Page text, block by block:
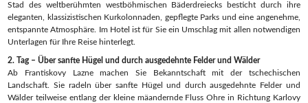
Stad des weltberühmten westböhmischen Bäderdreiecks besticht durch ihre
eleganten, klassizistischen Kurkolonnaden, gepflegte Parks und eine angenehme,
entspannte Atmosphäre. Im Hotel ist für Sie ein Umschlag mit allen notwendigen
Unterlagen für Ihre Reise hinterlegt.
2. Tag – Über sanfte Hügel und durch ausgedehnte Felder und Wälder
Ab Frantiskovy Lazne machen Sie Bekanntschaft mit der tschechischen
Landschaft. Sie radeln über sanfte Hügel und durch ausgedehnte Felder und
Wälder teilweise entlang der kleine mäandernde Fluss Ohre in Richtung Karlovy